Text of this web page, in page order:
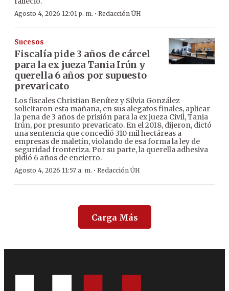
Agosto 4, 2026 12:01 p. m. · Redacción ÚH
Sucesos
Fiscalía pide 3 años de cárcel
para la ex jueza Tania Irún y
querella 6 años por supuesto
prevaricato
Los fiscales Christian Benítez y Silvia González
solicitaron esta mañana, en sus alegatos finales, aplicar
la pena de 3 años de prisión para la ex jueza Civil, Tania
Irún, por presunto prevaricato. En el 2018, dijeron, dictó
una sentencia que concedió 310 mil hectáreas a
empresas de maletín, violando de esa forma la ley de
seguridad fronteriza. Por su parte, la querella adhesiva
pidió 6 años de encierro.
Agosto 4, 2026 11:57 a. m. · Redacción ÚH
Carga Más